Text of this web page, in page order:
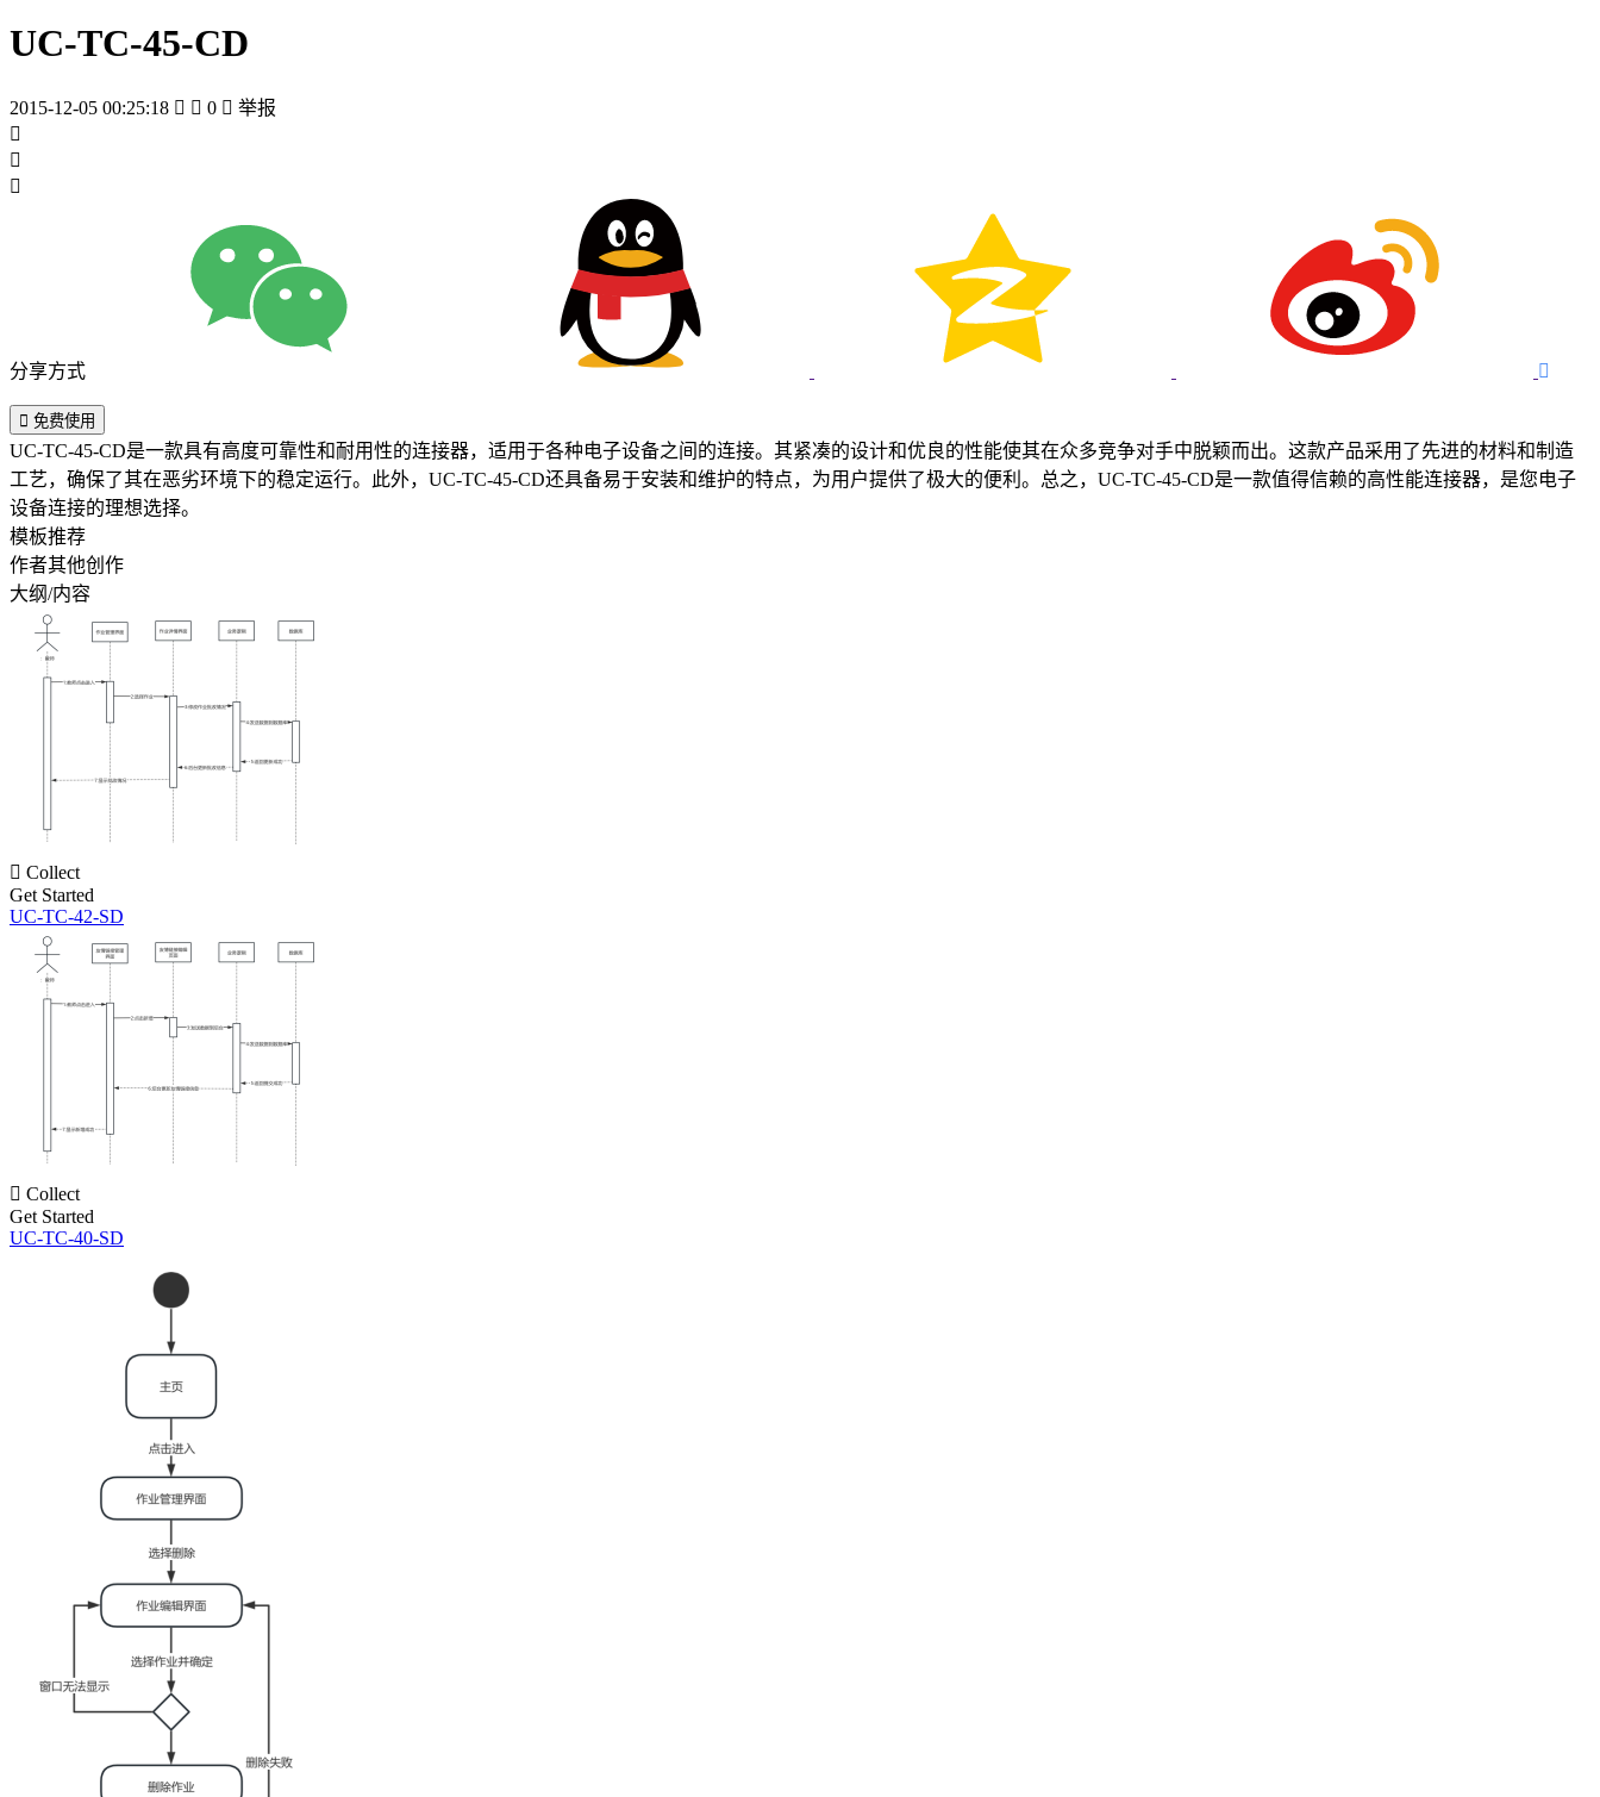
UC-TC-45-CD
2015-12-05 00:25:18   0  举报



分享方式 
 免费使用
UC-TC-45-CD是一款具有高度可靠性和耐用性的连接器，适用于各种电子设备之间的连接。其紧凑的设计和优良的性能使其在众多竞争对手中脱颖而出。这款产品采用了先进的材料和制造
工艺，确保了其在恶劣环境下的稳定运行。此外，UC-TC-45-CD还具备易于安装和维护的特点，为用户提供了极大的便利。总之，UC-TC-45-CD是一款值得信赖的高性能连接器，是您电子
设备连接的理想选择。
模板推荐
作者其他创作
大纲/内容
 Collect
Get Started
UC-TC-42-SD
 Collect
Get Started
UC-TC-40-SD